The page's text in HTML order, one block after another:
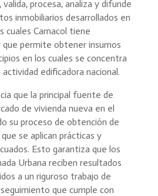
procesa, analiza y difunde
inmobiliarios desarrollados en
cuales Camacol tiene
que permite obtener insumos
en los cuales se concentra
edificadora nacional.
que la principal fuente de
de vivienda nueva en el
su proceso de obtención de
se aplican prácticas y
Esto garantiza que los
Urbana reciben resultados
a un riguroso trabajo de
que cumple con